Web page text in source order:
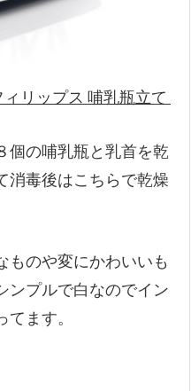
リップス 哺乳瓶立て
個の哺乳瓶と乳首を乾
消毒後はこちらで乾燥
ものや変にかわいいも
ンプルで白なのでイン
ます。